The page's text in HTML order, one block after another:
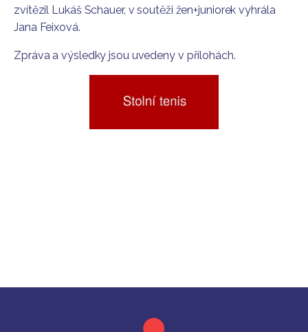
zvítězil Lukáš Schauer, v soutěži žen+juniorek vyhrála
Jana Feixová.
Zpráva a výsledky jsou uvedeny v přílohách.